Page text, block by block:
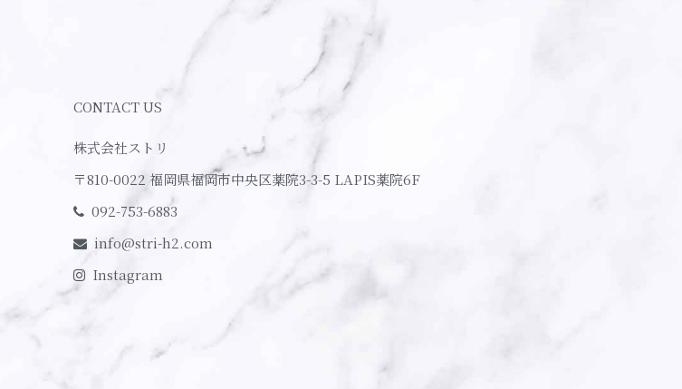
CONTACT US
株式会社ストリ
〒810-0022 福岡県福岡市中央区薬院3-3-5 LAPIS薬院6F
092-753-6883
info@stri-h2.com
Instagram